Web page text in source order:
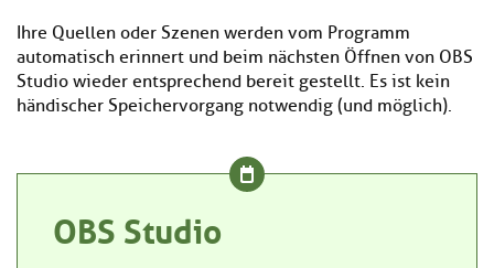
Ihre Quellen oder Szenen werden vom Programm
automatisch erinnert und beim nächsten Öffnen von OBS
Studio wieder entsprechend bereit gestellt. Es ist kein
händischer Speichervorgang notwendig (und möglich).
OBS Studio